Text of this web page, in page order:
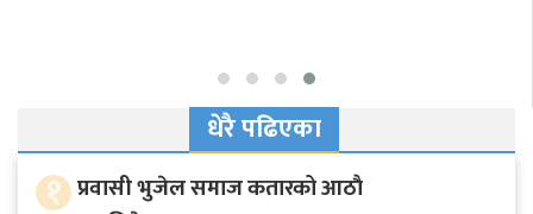
धेरै पढिएका
१ प्रवासी भुजेल समाज कतारको आठाै